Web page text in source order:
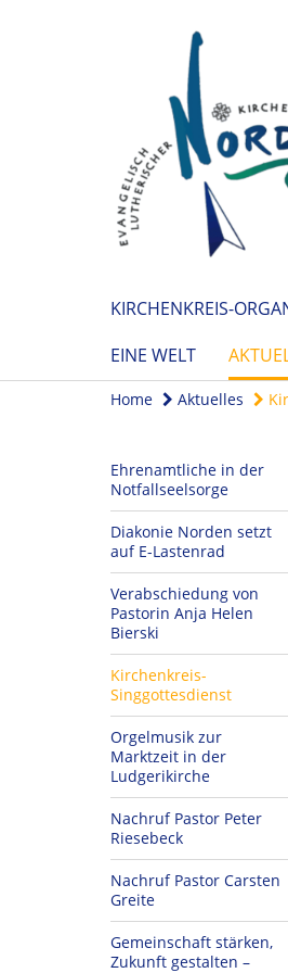
KIRCHENKREIS-
EINE WELT
Home Aktuelles
Ehrenamtliche in der
Notfallseelsorge
Diakonie Norden setzt
auf E-Lastenrad
Verabschiedung von
Pastorin Anja Helen
Bierski
Kirchenkreis-
Singgottesdienst
Orgelmusik zur
Marktzeit in der
Ludgerikirche
Nachruf Pastor Peter
Riesebeck
Nachruf Pastor Carsten
Greite
Gemeinschaft stärken,
Zukunft gestalten –